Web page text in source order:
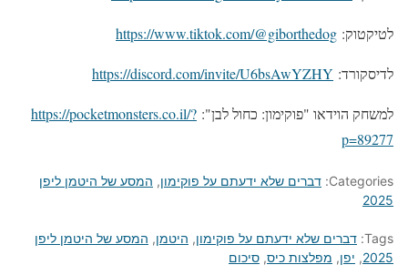
לטיקטוק: https://www.tiktok.com/@giborthedog
לדיסקורד: https://discord.com/invite/U6bsAwYZHY
למשחק הוידאו "פוקימון: כחול לבן": https://pocketmonsters.co.il/?
p=89277
Categories: דברים שלא ידעתם על פוקימון, המסע של היטמן ליפן
2025
Tags: דברים שלא ידעתם על פוקימון, היטמן, המסע של היטמן ליפן
2025
, יפן, מפלצות כיס, סיכום